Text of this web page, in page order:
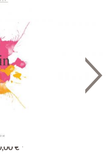
€ *